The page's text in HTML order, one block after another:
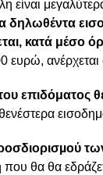
είναι
δηλωθέντα
κατά μέσο
ευρώ,
επιδόματος
των
που θα θα